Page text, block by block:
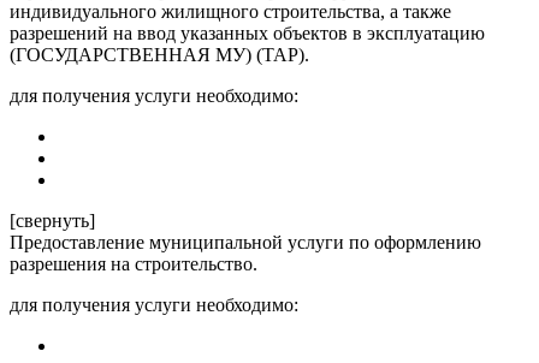
индивидуального жилищного строительства, а также
разрешений на ввод указанных объектов в эксплуатацию
(ГОСУДАРСТВЕННАЯ МУ) (ТАР).
для получения услуги необходимо:
[свернуть]
Предоставление муниципальной услуги по оформлению
разрешения на строительство.
для получения услуги необходимо: